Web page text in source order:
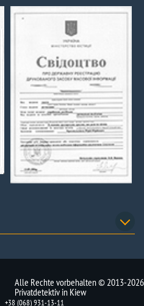
Alle Rechte vorbehalten © 2013-2026
Privatdetektiv in Kiew
+38 (068) 931-13-11